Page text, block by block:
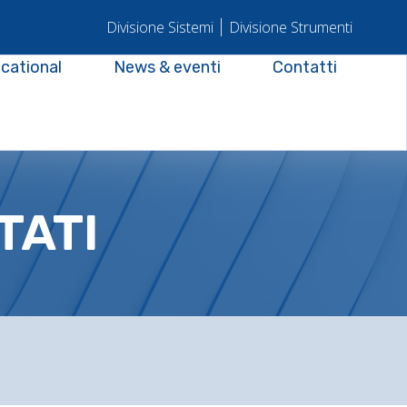
Divisione Sistemi
Divisione Strumenti
News & eventi Contatti